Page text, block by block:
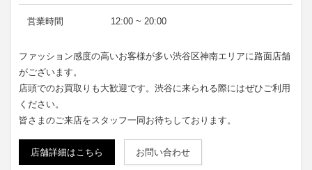
営業時間 12:00 ~ 20:00
ファッション感度の高いお客様が多い渋谷区神南エリアに路面店舗
がございます。
店頭でのお買取りも大歓迎です。渋谷に来られる際にはぜひご利用
ください。
皆さまのご来店をスタッフ一同お待ちしております。
店舗詳細はこちら お問い合わせ